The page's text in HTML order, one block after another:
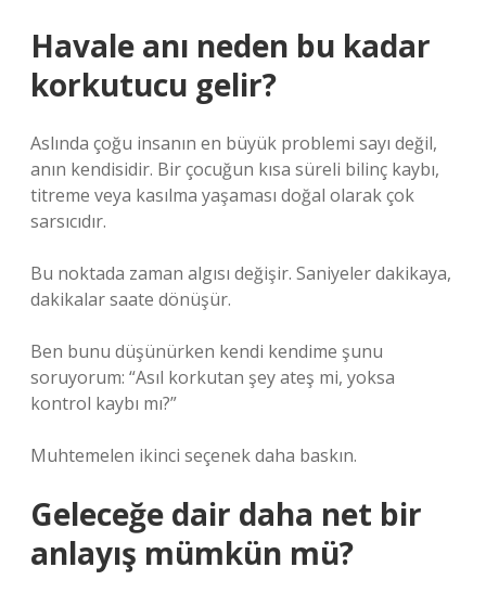
Havale anı neden bu kadar
korkutucu gelir?
Aslında çoğu insanın en büyük problemi sayı değil,
anın kendisidir. Bir çocuğun kısa süreli bilinç kaybı,
titreme veya kasılma yaşaması doğal olarak çok
sarsıcıdır.
Bu noktada zaman algısı değişir. Saniyeler dakikaya,
dakikalar saate dönüşür.
Ben bunu düşünürken kendi kendime şunu
soruyorum: “Asıl korkutan şey ateş mi, yoksa
kontrol kaybı mı?”
Muhtemelen ikinci seçenek daha baskın.
Geleceğe dair daha net bir
anlayış mümkün mü?